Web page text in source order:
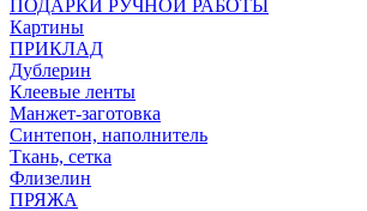
ПОДАРКИ РУЧНОЙ РАБОТЫ
Картины
ПРИКЛАД
Дублерин
Клеевые ленты
Манжет-заготовка
Синтепон, наполнитель
Ткань, сетка
Флизелин
ПРЯЖА